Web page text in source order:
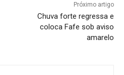
Próximo artigo
Chuva forte regressa e
coloca Fafe sob aviso
amarelo